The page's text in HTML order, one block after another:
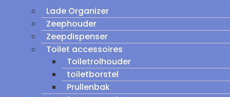
Lade Organizer
Zeephouder
Zeepdispenser
Toilet accessoires
Toiletrolhouder
toiletborstel
Prullenbak